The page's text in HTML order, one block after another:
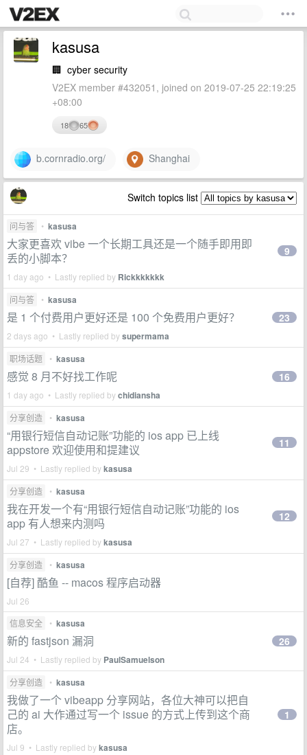
kasusa
🏢 cyber security
V2EX member #432051, joined on 2019-07-25 22:19:25
+08:00
18 65
b.cornradio.org/ Shanghai
Switch topics list
问与答 • kasusa
大家更喜欢 vibe 一个长期工具还是一个随手即用即
丢的小脚本？
1 day ago • Lastly replied by Rickkkkkkk
9
问与答 • kasusa
是 1 个付费用户更好还是 100 个免费用户更好？
2 days ago • Lastly replied bysupermama
23
职场话题 • kasusa
感觉 8 月不好找工作呢
1 day ago • Lastly replied bychidiansha
16
分享创造 • kasusa
“用银行短信自动记账”功能的 ios app 已上线
appstore 欢迎使用和提建议
Jul 29 • Lastly replied bykasusa
11
分享创造 • kasusa
我在开发一个有“用银行短信自动记账”功能的 ios
app 有人想来内测吗
Jul 27 • Lastly replied bykasusa
12
分享创造 • kasusa
[自荐] 酷鱼 -- macos 程序启动器
Jul 26
信息安全
• kasusa
新的 fastjson 漏洞
Jul 24 • Lastly replied by PaulSamuelson
26
分享创造 • kasusa
我做了一个 vibeapp 分享网站，各位大神可以把自
己的 ai 大作通过写一个 issue 的方式上传到这个商
店。
Jul 9 • Lastly replied bykasusa
1